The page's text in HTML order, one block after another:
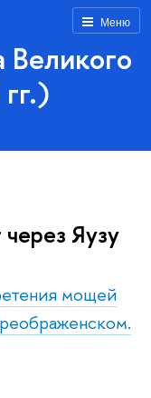
Меню
Яузу
мощей